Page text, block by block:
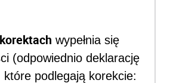
korektach wypełnia się
(odpowiednio deklarację
które podlegają korekcie: